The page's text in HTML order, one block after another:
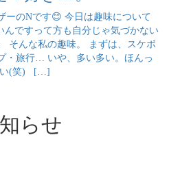
ーのNです😊 今日は趣味について
ですって方も自分じゃ気づかない
そんな私の趣味。 まずは、スケボ
・旅行… いや、多い多い。ほんっ
い(笑) […]
らせ